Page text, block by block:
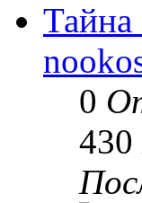
Тайна
0
430